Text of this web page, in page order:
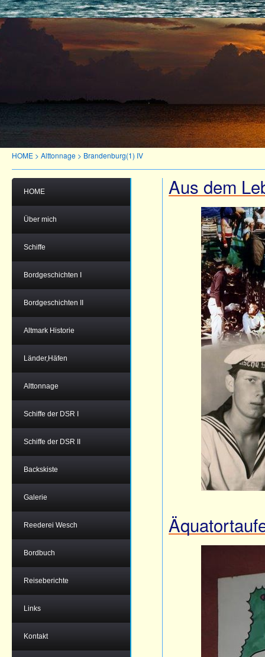
HOME > Alttonnage > Brandenburg(1) IV
HOME
Über mich
Schiffe
Bordgeschichten I
Bordgeschichten II
Altmark Historie
Länder,Häfen
Alttonnage
Schiffe der DSR I
Schiffe der DSR II
Backskiste
Galerie
Reederei Wesch
Bordbuch
Reiseberichte
Links
Kontakt
Aus dem